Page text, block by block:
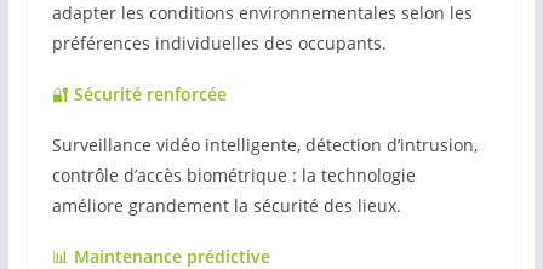
adapter les conditions environnementales selon les
préférences individuelles des occupants.
🔐 Sécurité renforcée
Surveillance vidéo intelligente, détection d’intrusion,
contrôle d’accès biométrique : la technologie
améliore grandement la sécurité des lieux.
📊 Maintenance prédictive